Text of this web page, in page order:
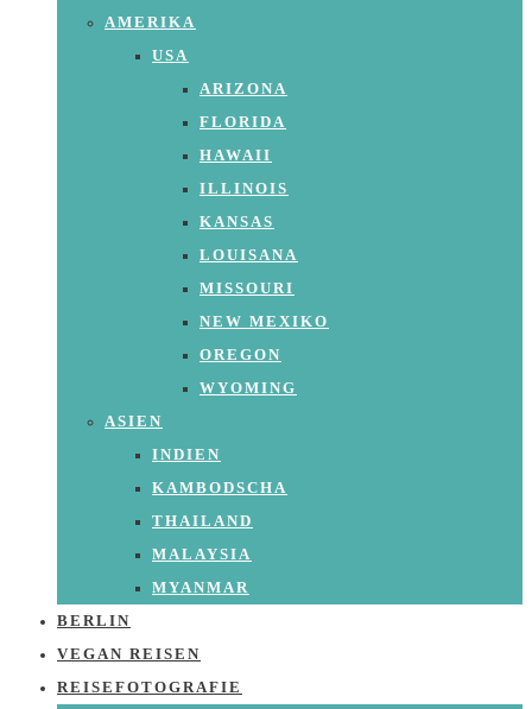
AMERIKA
USA
ARIZONA
FLORIDA
HAWAII
ILLINOIS
KANSAS
LOUISANA
MISSOURI
NEW MEXIKO
OREGON
WYOMING
ASIEN
INDIEN
KAMBODSCHA
THAILAND
MALAYSIA
MYANMAR
BERLIN
VEGAN REISEN
REISEFOTOGRAFIE